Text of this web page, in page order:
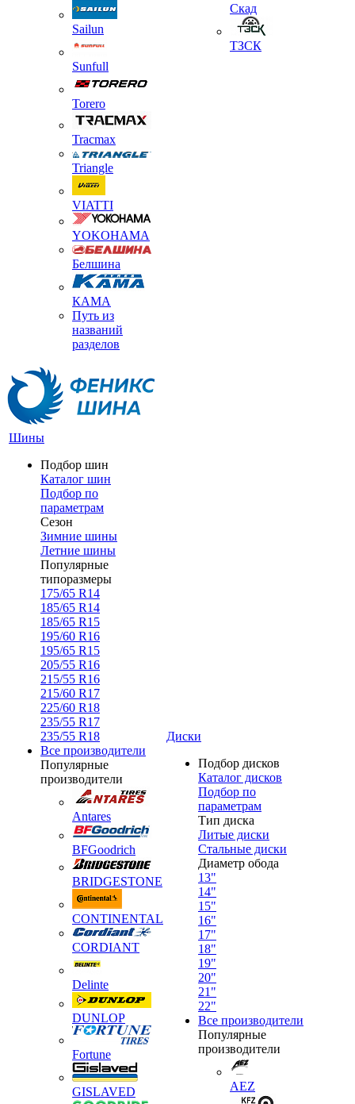
Sailun
Sunfull
Torero
Tracmax
Triangle
VIATTI
YOKOHAMA
Белшина
КАМА
Путь из
названий
разделов
Скад
ТЗСК
Шины
Подбор шин
Каталог шин
Подбор по
параметрам
Сезон
Зимние шины
Летние шины
Популярные
типоразмеры
175/65 R14
185/65 R14
185/65 R15
195/60 R16
195/65 R15
205/55 R16
215/55 R16
215/60 R17
225/60 R18
235/55 R17
235/55 R18
Все производители
Популярные
производители
Antares
BFGoodrich
BRIDGESTONE
CONTINENTAL
CORDIANT
Delinte
DUNLOP
Fortune
GISLAVED
Диски
Подбор дисков
Каталог дисков
Подбор по
параметрам
Тип диска
Литые диски
Стальные диски
Диаметр обода
13"
14"
15"
16"
17"
18"
19"
20"
21"
22"
Все производители
Популярные
производители
AEZ